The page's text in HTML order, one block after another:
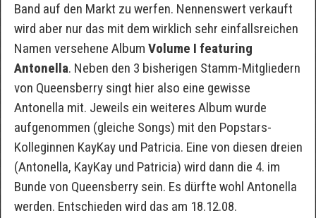
Band auf den Markt zu werfen. Nennenswert verkauft
wird aber nur das mit dem wirklich sehr einfallsreichen
Namen versehene Album Volume I featuring
Antonella. Neben den 3 bisherigen Stamm-Mitgliedern
von Queensberry singt hier also eine gewisse
Antonella mit. Jeweils ein weiteres Album wurde
aufgenommen (gleiche Songs) mit den Popstars-
Kolleginnen KayKay und Patricia. Eine von diesen dreien
(Antonella, KayKay und Patricia) wird dann die 4. im
Bunde von Queensberry sein. Es dürfte wohl Antonella
werden. Entschieden wird das am 18.12.08.